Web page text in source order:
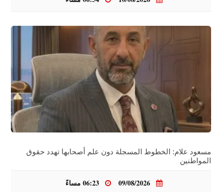
مسعود علام: الخطوط المسجلة دون علم أصحابها تهدد حقوق
المواطنين